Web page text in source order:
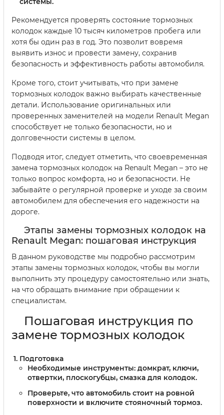
Рекомендуется проверять состояние тормозных
колодок каждые 10 тысяч километров пробега или
хотя бы один раз в год. Это позволит вовремя
выявить износ и провести замену, сохранив
безопасность и эффективность работы автомобиля.
Кроме того, стоит учитывать, что при замене
тормозных колодок важно выбирать качественные
детали. Использование оригинальных или
проверенных заменителей на модели Renault Megan
способствует не только безопасности, но и
долговечности системы в целом.
Подводя итог, следует отметить, что своевременная
замена тормозных колодок на Renault Megan – это не
только вопрос комфорта, но и безопасности. Не
забывайте о регулярной проверке и уходе за своим
автомобилем для обеспечения его надежности на
дороге.
Этапы замены тормозных колодок на
Renault Megan: пошаговая инструкция
В данном руководстве мы подробно рассмотрим
этапы замены тормозных колодок, чтобы вы могли
выполнить эту процедуру самостоятельно или знать,
на что обращать внимание при обращении к
специалистам.
Пошаговая инструкция по
замене тормозных колодок
Подготовка
Необходимые инструменты: домкрат, ключи,
отвертки, плоскогубцы, смазка для колодок.
Проверьте, что автомобиль стоит на ровной
поверхности и включите стояночный тормоз.